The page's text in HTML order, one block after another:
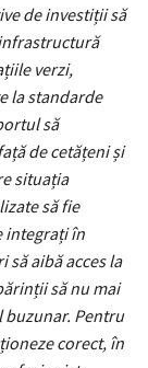
de investiții să
verzi,
la standarde
să
de cetățeni și
situația
să fie
integrați în
aibă acces la
să nu mai
Pentru
corect, în